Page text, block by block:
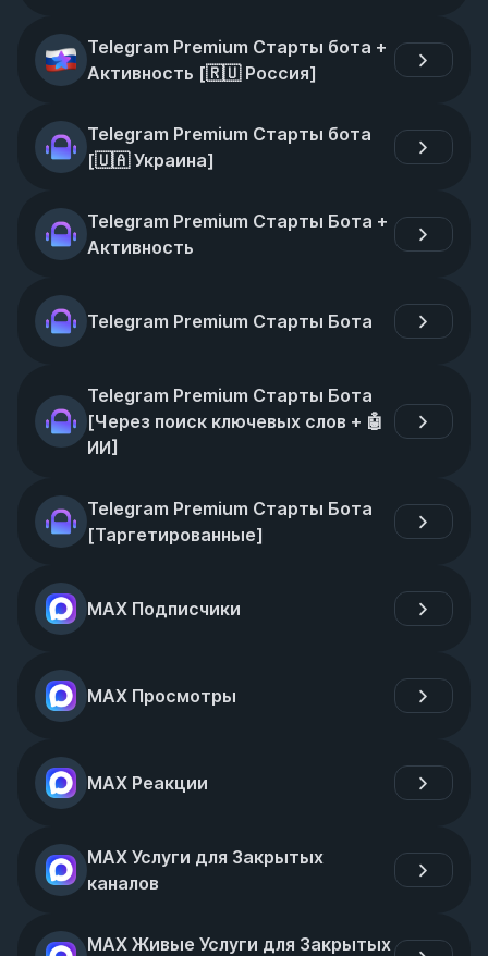
Telegram Premium Старты бота +
Активность [🇷🇺 Россия]
Telegram Premium Старты бота
[🇺🇦 Украина]
Telegram Premium Старты Бота +
Активность
Telegram Premium Старты Бота
Telegram Premium Старты Бота
[Через поиск ключевых слов + 🤖
ИИ]
Telegram Premium Старты Бота
[Таргетированные]
MAX Подписчики
MAX Просмотры
MAX Реакции
MAX Услуги для Закрытых
каналов
MAX Живые Услуги для Закрытых